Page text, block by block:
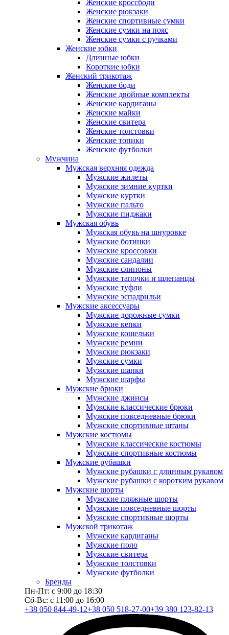
Женские кроссбоди
Женские рюкзаки
Женские спортивные сумки
Женские сумки на пояс
Женские сумки с ручками
Женские юбки
Длинные юбки
Короткие юбки
Женский трикотаж
Женские боди
Женские двойные комплекты
Женские кардиганы
Женские майки
Женские свитера
Женские толстовки
Женские топики
Женские футболки
Мужчина
Мужская верхняя одежда
Мужские жилеты
Мужские зимние куртки
Мужские куртки
Мужские пальто
Мужские пиджаки
Мужская обувь
Мужская обувь на шнуровке
Мужские ботинки
Мужские кроссовки
Мужские сандалии
Мужские слипоны
Мужские тапочки и шлепанцы
Мужские туфли
Мужские эспадрильи
Мужские аксессуары
Мужские дорожные сумки
Мужские кепки
Мужские кошельки
Мужские ремни
Мужские рюкзаки
Мужские сумки
Мужские шапки
Мужские шарфы
Мужские брюки
Мужские джинсы
Мужские классические брюки
Мужские повседневные брюки
Мужские спортивные штаны
Мужские костюмы
Мужские классические костюмы
Мужские спортивные костюмы
Мужские рубашки
Мужские рубашки с длинным рукавом
Мужские рубашки с коротким рукавом
Мужские шорты
Мужские пляжные шорты
Мужские повседневные шорты
Мужские спортивные шорты
Мужской трикотаж
Мужские кардиганы
Мужские поло
Мужские свитера
Мужские толстовки
Мужские футболки
Бренды
Пн-Пт: с 9:00 до 18:30
Сб-Вс: с 11:00 до 16:00
+38 050 844-49-12+38 050 518-27-00+39 380 123-82-13